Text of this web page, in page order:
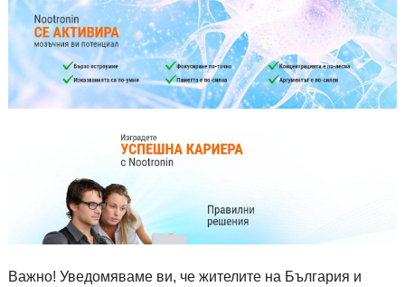
Важно! Уведомяваме ви, че жителите на България и